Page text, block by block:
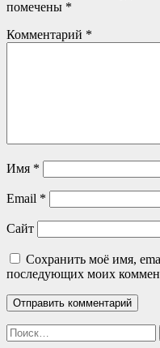
помечены *
Комментарий *
Имя *
Email *
Сайт
Сохранить моё имя,
последующих моих
Найти: